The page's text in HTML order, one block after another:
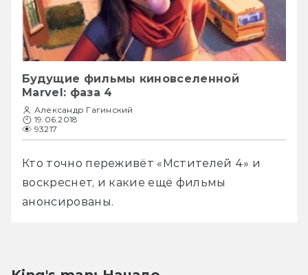
Будущие фильмы киновселенной
Marvel: фаза 4
Александр Гагинский
19.06.2018
93217
Кто точно переживёт «Мстителей 4» и
воскреснет, и какие ещё фильмы
анонсированы.